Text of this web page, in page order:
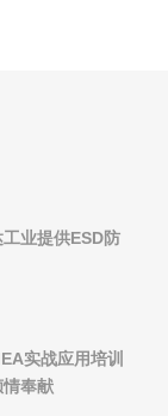
业提供ESD防
实战应用培训
奉献